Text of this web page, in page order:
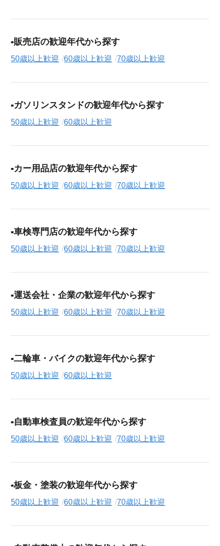
販売店の歓迎年代から探す
50歳以上歓迎 60歳以上歓迎 70歳以上歓迎
ガソリンスタンドの歓迎年代から探す
50歳以上歓迎 60歳以上歓迎
カー用品店の歓迎年代から探す
50歳以上歓迎 60歳以上歓迎 70歳以上歓迎
車検専門店の歓迎年代から探す
50歳以上歓迎 60歳以上歓迎 70歳以上歓迎
運送会社・企業の歓迎年代から探す
50歳以上歓迎 60歳以上歓迎 70歳以上歓迎
二輪車・バイクの歓迎年代から探す
50歳以上歓迎 60歳以上歓迎
自動車検査員の歓迎年代から探す
50歳以上歓迎 60歳以上歓迎 70歳以上歓迎
板金・塗装の歓迎年代から探す
50歳以上歓迎 60歳以上歓迎 70歳以上歓迎